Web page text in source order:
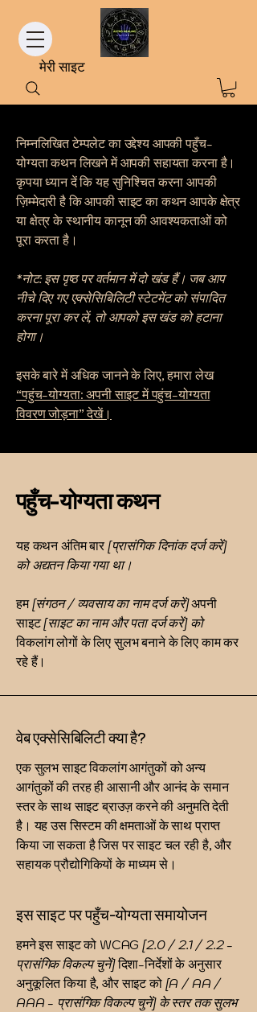
मेरी साइट
निम्नलिखित टेम्पलेट का उद्देश्य आपकी पहुँच-
योग्यता कथन लिखने में आपकी सहायता करना है।
कृपया ध्यान दें कि यह सुनिश्चित करना आपकी
ज़िम्मेदारी है कि आपकी साइट का कथन आपके क्षेत्र
या क्षेत्र के स्थानीय कानून की आवश्यकताओं को
पूरा करता है।
*नोट: इस पृष्ठ पर वर्तमान में दो खंड हैं। जब आप
नीचे दिए गए एक्सेसिबिलिटी स्टेटमेंट को संपादित
करना पूरा कर लें, तो आपको इस खंड को हटाना
होगा।
इसके बारे में अधिक जानने के लिए, हमारा लेख
“पहुंच-योग्यता: अपनी साइट में पहुंच-योग्यता
विवरण जोड़ना” देखें।
पहुँच-योग्यता कथन
यह कथन अंतिम बार [प्रासंगिक दिनांक दर्ज करें]
को अद्यतन किया गया था।
हम[संगठन / व्यवसाय का नाम दर्ज करें]अपनी
साइट[साइट का नाम और पता दर्ज करें] को
विकलांग लोगों के लिए सुलभ बनाने के लिए काम कर
रहे हैं।
वेब एक्सेसिबिलिटी क्या है?
एक सुलभ साइट विकलांग आगंतुकों को अन्य
आगंतुकों की तरह ही आसानी और आनंद के समान
स्तर के साथ साइट ब्राउज़ करने की अनुमति देती
है। यह उस सिस्टम की क्षमताओं के साथ प्राप्त
किया जा सकता है जिस पर साइट चल रही है, और
सहायक प्रौद्योगिकियों के माध्यम से।
इस साइट पर पहुँच-योग्यता समायोजन
हमने इस साइट को WCAG[2.0 / 2.1 / 2.2 -
प्रासंगिक विकल्प चुनें]दिशा-निर्देशों के अनुसार
अनुकूलित किया है, और साइट को [A / AA /
AAA - प्रासंगिक विकल्प चुनें] के स्तर तक सुलभ